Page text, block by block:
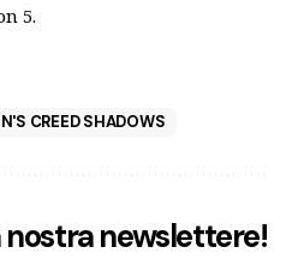
5.
CREED SHADOWS
nostra newslettere!